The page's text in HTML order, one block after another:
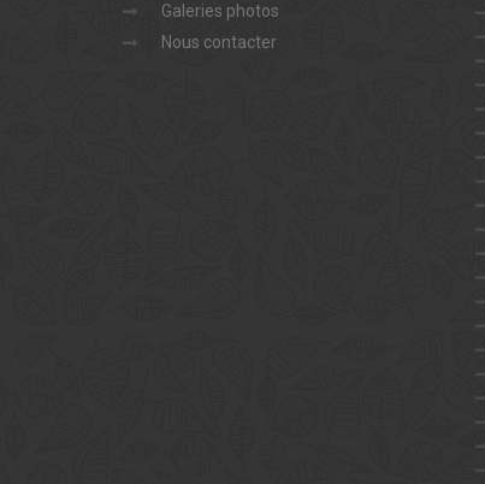
Galeries photos
Nous contacter